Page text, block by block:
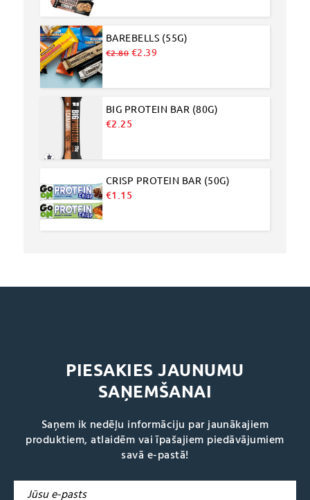
BAREBELLS (55G)
€2.80 Original
€2.39
BIG PROTEIN BAR (80G)
€2.25
CRISP PROTEIN BAR (50G)
€1.15
PIESAKIES JAUNUMU
SAŅEMŠANAI
Saņem ik nedēļu informāciju par jaunākajiem
produktiem, atlaidēm vai īpašajiem piedāvājumiem
savā e-pastā!